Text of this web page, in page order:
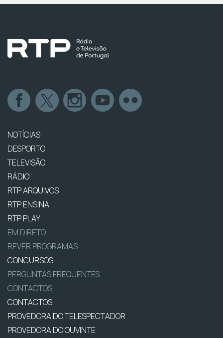
NOTÍCIAS
DESPORTO
TELEVISÃO
RÁDIO
RTP ARQUIVOS
RTP ENSINA
RTP PLAY
EM DIRETO
REVER PROGRAMAS
CONCURSOS
PERGUNTAS FREQUENTES
CONTACTOS
CONTACTOS
PROVEDORA DO TELESPECTADOR
PROVEDORA DO OUVINTE